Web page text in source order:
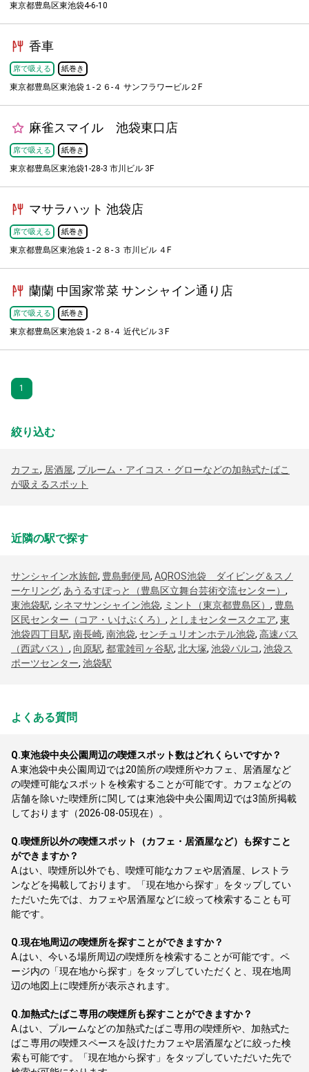
東京都豊島区東池袋4-6-10
香車
席で吸える 紙巻き
東京都豊島区東池袋１-２６-４ サンフラワービル２F
麻雀スマイル 池袋東口店
席で吸える 紙巻き
東京都豊島区東池袋1-28-3 市川ビル 3F
マサラハット 池袋店
席で吸える 紙巻き
東京都豊島区東池袋１-２８-３ 市川ビル ４F
蘭蘭 中国家常菜 サンシャイン通り店
席で吸える 紙巻き
東京都豊島区東池袋１-２８-４ 近代ビル３F
1
絞り込む
カフェ, 居酒屋, プルーム・アイコス・グローなどの加熱式たばこ
が吸えるスポット
近隣の駅で探す
サンシャイン水族館, 豊島郵便局, AQROS池袋 ダイビング＆スノ
ーケリング, あうるすぽっと（豊島区立舞台芸術交流センター） ,
東池袋駅, シネマサンシャイン池袋, ミント（東京都豊島区） , 豊島
区民センター（コア・いけぶくろ） , としまセンタースクエア, 東
池袋四丁目駅, 南長崎, 南池袋, センチュリオンホテル池袋, 高速バス
（西武バス） , 向原駅, 都電雑司ヶ谷駅, 北大塚, 池袋パルコ, 池袋ス
ポーツセンター, 池袋駅
よくある質問
Q.東池袋中央公園周辺の喫煙スポット数はどれくらいですか？
A.東池袋中央公園周辺では20箇所の喫煙所やカフェ、居酒屋など
の喫煙可能なスポットを検索することが可能です。カフェなどの
店舗を除いた喫煙所に関しては東池袋中央公園周辺では3箇所掲載
しております（2026-08-05現在）。
Q.喫煙所以外の喫煙スポット（カフェ・居酒屋など）も探すこと
ができますか？
A. はい、喫煙所以外でも、喫煙可能なカフェや居酒屋、レストラ
ンなどを掲載しております。「現在地から探す」をタップしてい
ただいた先では、カフェや居酒屋などに絞って検索することも可
能です。
Q.現在地周辺の喫煙所を探すことができますか？
A. はい、今いる場所周辺の喫煙所を検索することが可能です。ペ
ージ内の「現在地から探す」をタップしていただくと、現在地周
辺の地図上に喫煙所が表示されます。
Q.加熱式たばこ専用の喫煙所も探すことができますか？
A. はい、プルームなどの加熱式たばこ専用の喫煙所や、加熱式た
ばこ専用の喫煙スペースを設けたカフェや居酒屋などに絞った検
索も可能です。「現在地から探す」をタップしていただいた先で